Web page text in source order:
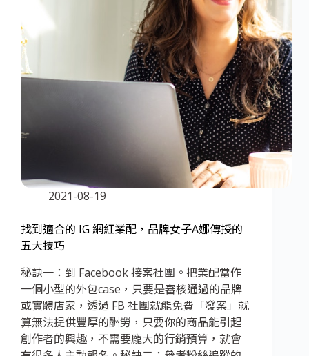
2021-08-19
找到適合的 IG 網紅業配，品牌女子A娜傳授的
五大技巧
秘訣一：到 Facebook 接案社團。把業配當作
一個小型的外包case，只要是審核通過的品牌
或實體店家，透過 FB 社團就能免費「發案」就
算無法提供豐厚的酬勞，只要你的商品能引起
創作者的興趣，不需要龐大的行銷預算，就會